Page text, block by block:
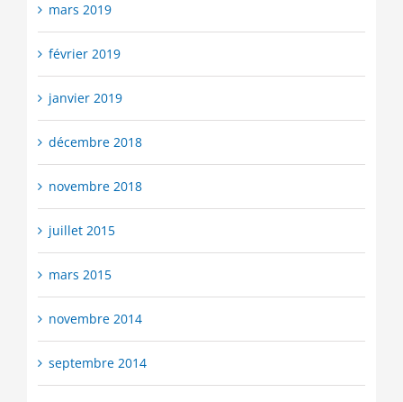
mars 2019
février 2019
janvier 2019
décembre 2018
novembre 2018
juillet 2015
mars 2015
novembre 2014
septembre 2014